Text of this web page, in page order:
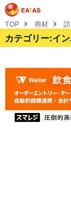
TOP 商材
カテゴリー:イ